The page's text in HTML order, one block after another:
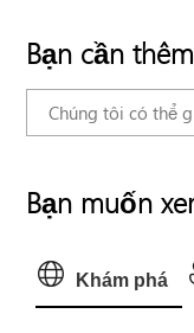
Bạn cần
Bạn muốn
Khám phá